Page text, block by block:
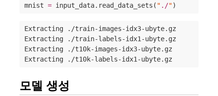
mnist = input_data.read_data_sets( " ./")
Extracting ./train-images-idx3-ubyte.gz
Extracting ./train-labels-idx1-ubyte.gz
Extracting ./t10k-images-idx3-ubyte.gz
Extracting ./t10k-labels-idx1-ubyte.gz
모델 생성